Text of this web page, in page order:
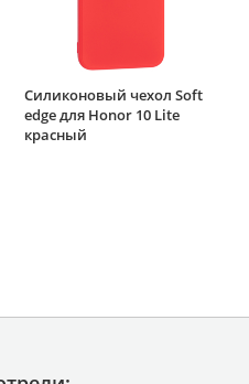
Силиконовый чехол Soft
edge для Honor 10 Lite
красный